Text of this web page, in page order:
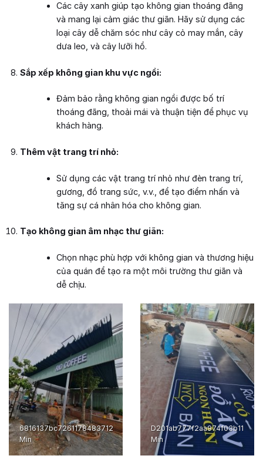
Các cây xanh giúp tạo không gian thoáng đãng
và mang lại cảm giác thư giãn. Hãy sử dụng các
loại cây dễ chăm sóc như cây cỏ may mắn, cây
dưa leo, và cây lưỡi hổ.
Sắp xếp không gian khu vực ngồi:
Đảm bảo rằng không gian ngồi được bố trí
thoáng đãng, thoải mái và thuận tiện để phục vụ
khách hàng.
Thêm vật trang trí nhỏ:
Sử dụng các vật trang trí nhỏ như đèn trang trí,
gương, đồ trang sức, v.v., để tạo điểm nhấn và
tăng sự cá nhân hóa cho không gian.
Tạo không gian âm nhạc thư giãn:
Chọn nhạc phù hợp với không gian và thương hiệu
của quán để tạo ra một môi trường thư giãn và
dễ chịu.
6816137bc7261178483712
Min
D201ab777f2aa974f03b11
Min